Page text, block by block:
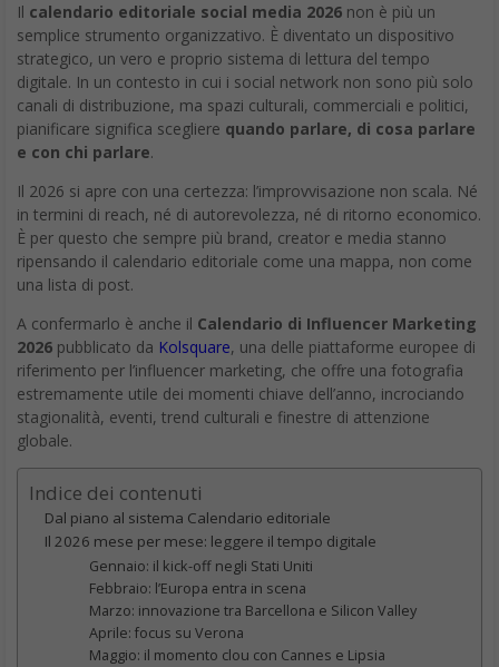
Il calendario editoriale social media 2026 non è più un
semplice strumento organizzativo. È diventato un dispositivo
strategico, un vero e proprio sistema di lettura del tempo
digitale. In un contesto in cui i social network non sono più solo
canali di distribuzione, ma spazi culturali, commerciali e politici,
pianificare significa scegliere quando parlare, di cosa parlare
e con chi parlare.
Il 2026 si apre con una certezza: l’improvvisazione non scala. Né
in termini di reach, né di autorevolezza, né di ritorno economico.
È per questo che sempre più brand, creator e media stanno
ripensando il calendario editoriale come una mappa, non come
una lista di post.
A confermarlo è anche il Calendario di Influencer Marketing
2026 pubblicato da Kolsquare, una delle piattaforme europee di
riferimento per l’influencer marketing, che offre una fotografia
estremamente utile dei momenti chiave dell’anno, incrociando
stagionalità, eventi, trend culturali e finestre di attenzione
globale.
Indice dei contenuti
Dal piano al sistema Calendario editoriale
Il 2026 mese per mese: leggere il tempo digitale
Gennaio: il kick-off negli Stati Uniti
Febbraio: l’Europa entra in scena
Marzo: innovazione tra Barcellona e Silicon Valley
Aprile: focus su Verona
Maggio: il momento clou con Cannes e Lipsia